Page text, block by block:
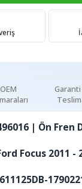
OEM
| Ön Fren
Focus 2011 -